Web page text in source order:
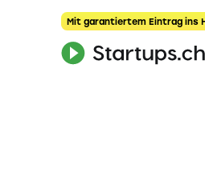
Mit garantiertem Eintrag ins